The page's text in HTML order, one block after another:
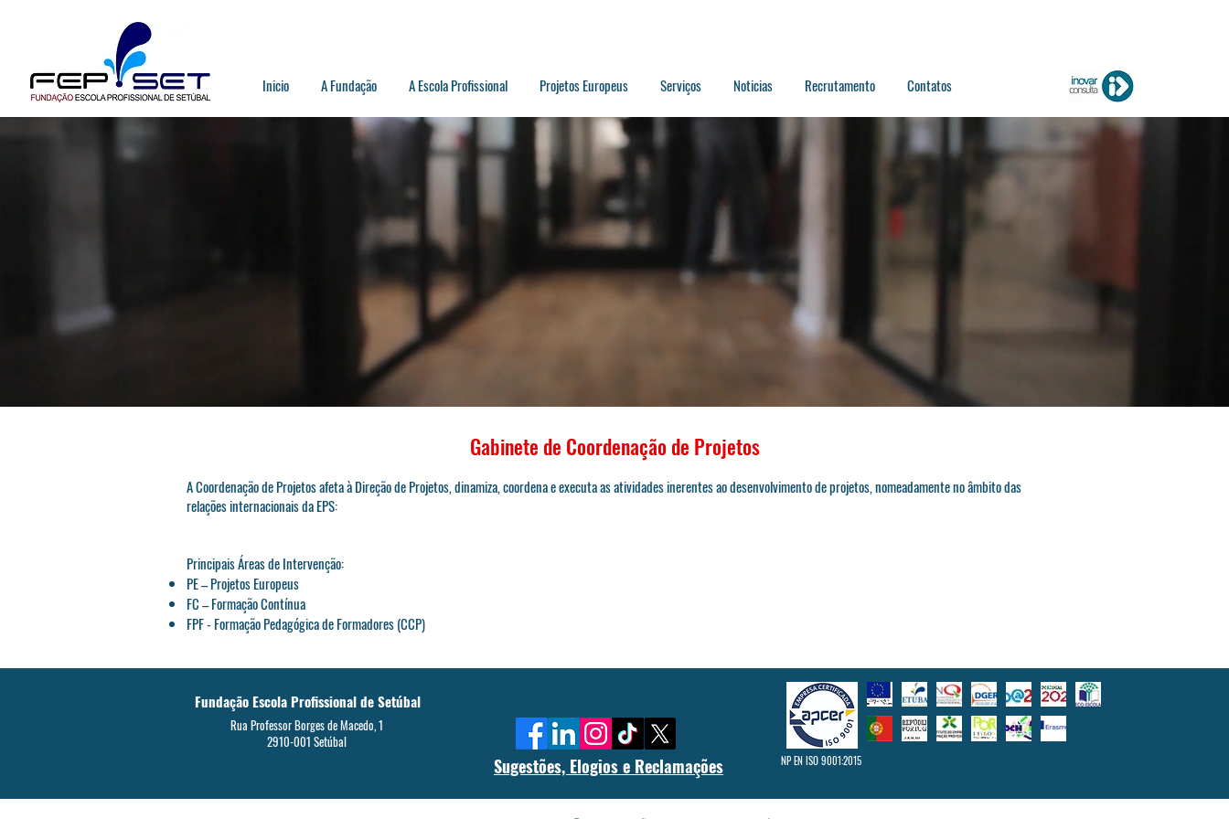
Inicio A Fundação A Escola Profissional Projetos Europeus Serviços Noticias Recrutamento Contatos
Gabinete de Coordenação de Projetos
A Coordenação de Projetos afeta à Direção de Projetos, dinamiza, coordena e executa as atividades inerentes ao desenvolvimento de projetos, nomeadamente no âmbito das
relações internacionais da EPS:
Principais Áreas de Intervenção:
PE – Projetos Europeus
FC – Formação Contínua
FPF - Formação Pedagógica de Formadores (CCP)
Fundação Escola Profissional de Setúbal
Rua Professor Borges de Macedo, 1
2910-001 Setúbal
NP EN ISO 9001:2015
Sugestões, Elogios e Reclamações